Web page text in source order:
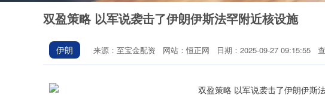
双盈策略 以军说袭击了伊朗伊斯法罕附近核设施
伊朗 来源：至宝金配资 网站：恒正网 日期：2025-09-27 09:15:55